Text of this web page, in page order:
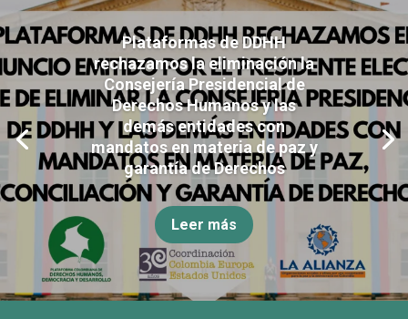
Plataformas de DDHH
rechazamos la eliminación la
Consejería Presidencial de
Derechos Humanos y las
demás entidades con
mandatos en materia de paz y
garantía de Derechos
Leer más